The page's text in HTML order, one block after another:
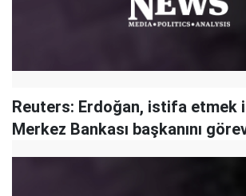
Reuters: Erdoğan, istifa etmek
Merkez Bankası başkanını